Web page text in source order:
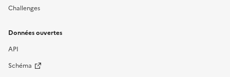
Challenges
Données ouvertes
API
Schéma